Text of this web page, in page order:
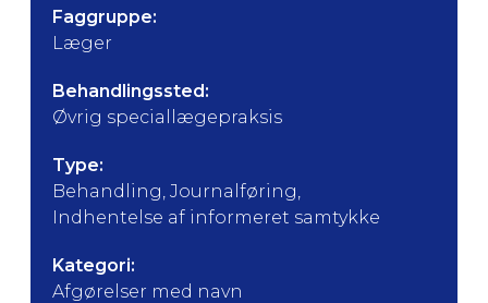
Faggruppe:
Læger
Behandlingssted:
Øvrig speciallægepraksis
Type:
Behandling, Journalføring,
Indhentelse af informeret samtykke
Kategori:
Afgørelser med navn